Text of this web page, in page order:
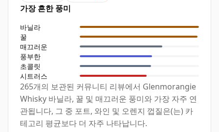
가장 흔한 풍미
바닐라
꿀
매끄러운
풍부한
초콜릿
시트러스
265개의 보관된 커뮤니티 리뷰에서 Glenmorangie
Whisky 바닐라, 꿀 및 매끄러운 풍미와 가장 자주 연
관됩니다, 그 중 포트, 와인 및 오렌지 껍질은(는) 카
테고리 평균보다 더 자주 나타납니다.